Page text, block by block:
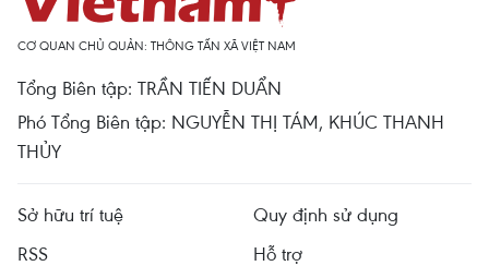
CƠ QUAN CHỦ QUẢN: THÔNG TẤN XÃ VIỆT NAM
Tổng Biên tập: TRẦN TIẾN DUẨN
Phó Tổng Biên tập: NGUYỄN THỊ TÁM, KHÚC THANH
THỦY
Sở hữu trí tuệ
Quy định sử dụng
RSS
Hỗ trợ